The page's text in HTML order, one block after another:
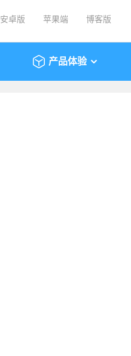
安卓版 苹果端 博客版
产品体验